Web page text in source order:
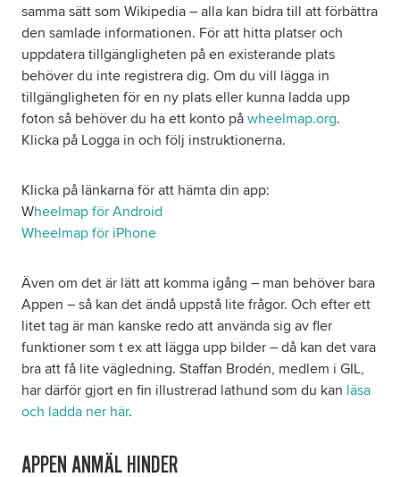
samma sätt som Wikipedia – alla kan bidra till att förbättra
den samlade informationen. För att hitta platser och
uppdatera tillgängligheten på en existerande plats
behöver du inte registrera dig. Om du vill lägga in
tillgängligheten för en ny plats eller kunna ladda upp
foton så behöver du ha ett konto på wheelmap.org.
Klicka på Logga in och följ instruktionerna.
Klicka på länkarna för att hämta din app:
Wheelmap för Android
Wheelmap för iPhone
Även om det är lätt att komma igång – man behöver bara
Appen – så kan det ändå uppstå lite frågor. Och efter ett
litet tag är man kanske redo att använda sig av fler
funktioner som t ex att lägga upp bilder – då kan det vara
bra att få lite vägledning. Staffan Brodén, medlem i GIL,
har därför gjort en fin illustrerad lathund som du kan läsa
och ladda ner här.
APPEN ANMÄL HINDER